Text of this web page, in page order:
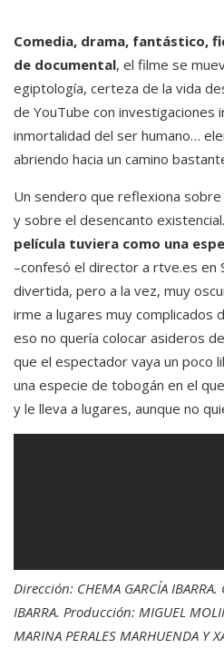
Comedia, drama, fantástico,
de documental, el filme se
egiptología, certeza de la vida
de YouTube con investigaciones
inmortalidad del ser humano…
abriendo hacia un camino
Un sendero que reflexiona
y sobre el desencanto existencial.
película tuviera como una
–confesó el director a rtve.es en
divertida, pero a la vez, muy
irme a lugares muy complicados
eso no quería colocar asideros
que el espectador vaya un poco
una especie de tobogán en el
y le lleva a lugares, aunque no
Dirección: CHEMA GARCÍA
IBARRA. Producción: MIGUEL
MARINA PERALES MARHUENDA Y